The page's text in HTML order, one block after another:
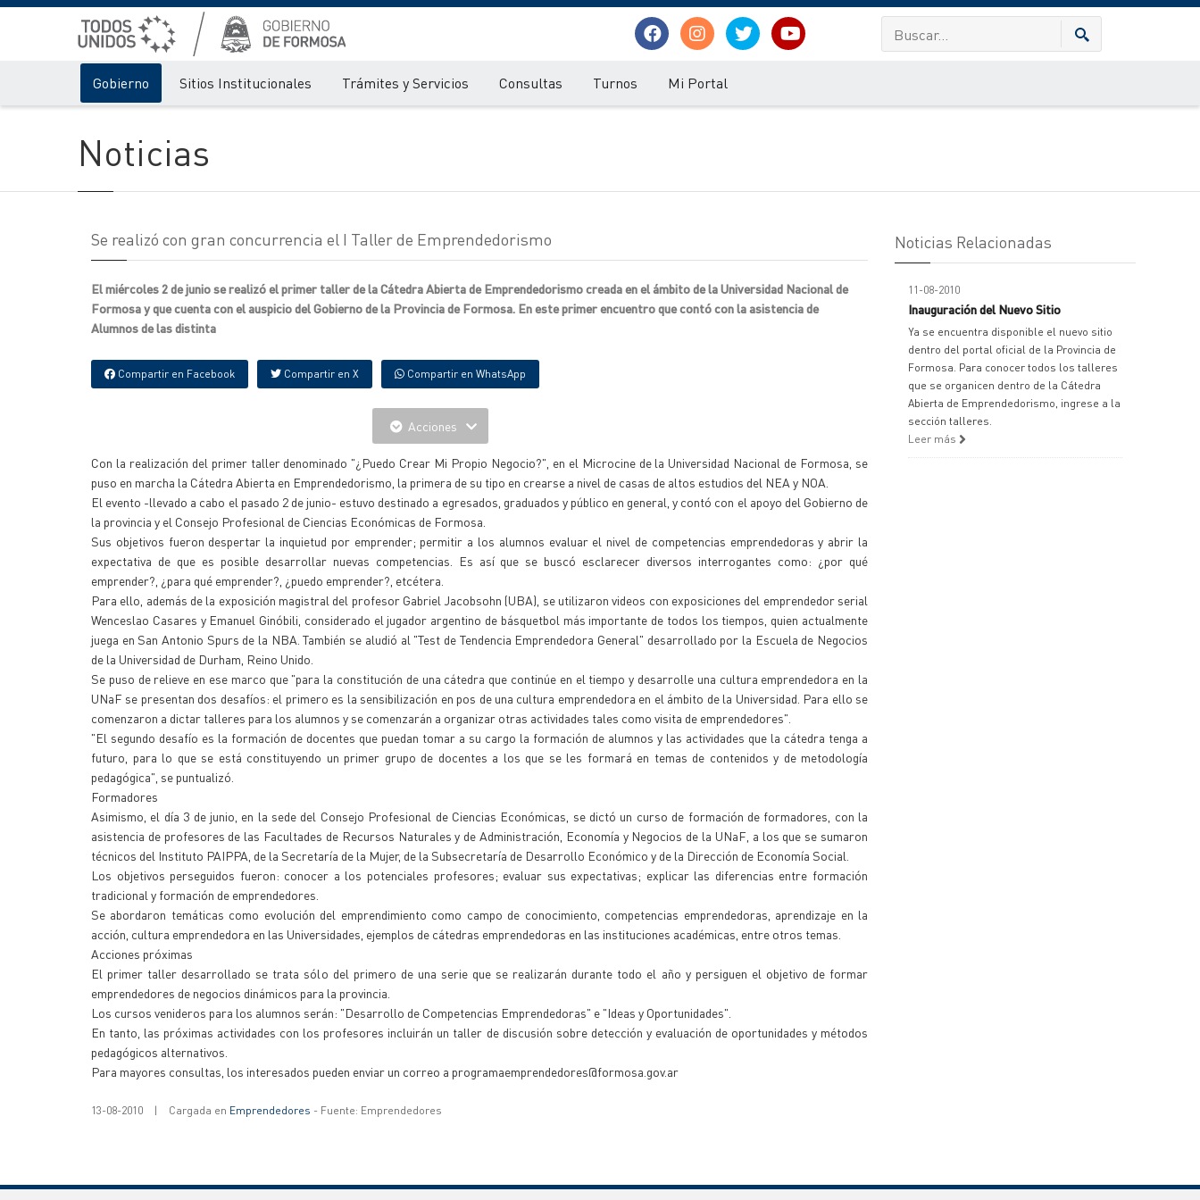
Gobierno Sitios Institucionales Trámites y Servicios Consultas Turnos Mi Portal
Noticias
Se realizó con gran concurrencia el I Taller de Emprendedorismo
El miércoles 2 de junio se realizó el primer taller de la Cátedra Abierta de Emprendedorismo creada en el ámbito de la Universidad Nacional de
Formosa y que cuenta con el auspicio del Gobierno de la Provincia de Formosa. En este primer encuentro que contó con la asistencia de
Alumnos de las distinta
Compartir en Facebook Compartir en X Compartir en WhatsApp
Acciones
Con la realización del primer taller denominado "¿Puedo Crear Mi Propio Negocio?", en el Microcine de la Universidad Nacional de Formosa, se
puso en marcha la Cátedra Abierta en Emprendedorismo, la primera de su tipo en crearse a nivel de casas de altos estudios del NEA y NOA.
El evento -llevado a cabo el pasado 2 de junio- estuvo destinado a egresados, graduados y público en general, y contó con el apoyo del Gobierno de
la provincia y el Consejo Profesional de Ciencias Económicas de Formosa.
Sus objetivos fueron despertar la inquietud por emprender; permitir a los alumnos evaluar el nivel de competencias emprendedoras y abrir la
expectativa de que es posible desarrollar nuevas competencias. Es así que se buscó esclarecer diversos interrogantes como: ¿por qué
emprender?, ¿para qué emprender?, ¿puedo emprender?, etcétera.
Para ello, además de la exposición magistral del profesor Gabriel Jacobsohn (UBA), se utilizaron videos con exposiciones del emprendedor serial
Wenceslao Casares y Emanuel Ginóbili, considerado el jugador argentino de básquetbol más importante de todos los tiempos, quien actualmente
juega en San Antonio Spurs de la NBA. También se aludió al "Test de Tendencia Emprendedora General" desarrollado por la Escuela de Negocios
de la Universidad de Durham, Reino Unido.
Se puso de relieve en ese marco que "para la constitución de una cátedra que continúe en el tiempo y desarrolle una cultura emprendedora en la
UNaF se presentan dos desafíos: el primero es la sensibilización en pos de una cultura emprendedora en el ámbito de la Universidad. Para ello se
comenzaron a dictar talleres para los alumnos y se comenzarán a organizar otras actividades tales como visita de emprendedores".
"El segundo desafío es la formación de docentes que puedan tomar a su cargo la formación de alumnos y las actividades que la cátedra tenga a
futuro, para lo que se está constituyendo un primer grupo de docentes a los que se les formará en temas de contenidos y de metodología
pedagógica", se puntualizó.
Formadores
Asimismo, el día 3 de junio, en la sede del Consejo Profesional de Ciencias Económicas, se dictó un curso de formación de formadores, con la
asistencia de profesores de las Facultades de Recursos Naturales y de Administración, Economía y Negocios de la UNaF, a los que se sumaron
técnicos del Instituto PAIPPA, de la Secretaría de la Mujer, de la Subsecretaría de Desarrollo Económico y de la Dirección de Economía Social.
Los objetivos perseguidos fueron: conocer a los potenciales profesores; evaluar sus expectativas; explicar las diferencias entre formación
tradicional y formación de emprendedores.
Se abordaron temáticas como evolución del emprendimiento como campo de conocimiento, competencias emprendedoras, aprendizaje en la
acción, cultura emprendedora en las Universidades, ejemplos de cátedras emprendedoras en las instituciones académicas, entre otros temas.
Acciones próximas
El primer taller desarrollado se trata sólo del primero de una serie que se realizarán durante todo el año y persiguen el objetivo de formar
emprendedores de negocios dinámicos para la provincia.
Los cursos venideros para los alumnos serán: "Desarrollo de Competencias Emprendedoras" e "Ideas y Oportunidades".
En tanto, las próximas actividades con los profesores incluirán un taller de discusión sobre detección y evaluación de oportunidades y métodos
pedagógicos alternativos.
Para mayores consultas, los interesados pueden enviar un correo a programaemprendedores@formosa.gov.ar
13-08-2010 | Cargada en Emprendedores - Fuente: Emprendedores
Noticias Relacionadas
11-08-2010
Inauguración del Nuevo Sitio
Ya se encuentra disponible el nuevo sitio
dentro del portal oficial de la Provincia de
Formosa. Para conocer todos los talleres
que se organicen dentro de la Cátedra
Abierta de Emprendedorismo, ingrese a la
sección talleres.
Leer más